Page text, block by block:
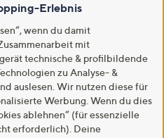
Erlebnis
wenn du damit
mit
technische & profilbildende
zu Analyse- &
auslesen. Wir nutzen diese für
Werbung. Wenn du dies
ablehnen“ (für essenzielle
erforderlich). Deine